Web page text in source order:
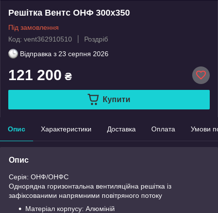
Решітка Вентс ОНФ 300x350
Під замовлення
Код: vent362910510
Роздріб
Відправка з 23 серпня 2026
121 200 ₴
Купити
Опис Характеристики Доставка Оплата Умови
Опис
Серія: ОНФ/ОНФС
Однорядна горизонтальна вентиляційна решітка із
зафіксованими напрямними повітряного потоку
Матеріал корпусу: Алюміній